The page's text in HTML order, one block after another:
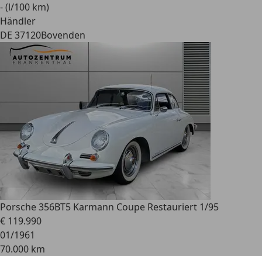
- (l/100 km)
Händler
DE 37120Bovenden
Porsche 356BT5 Karmann Coupe Restauriert 1/95
€ 119.990
01/1961
70.000 km